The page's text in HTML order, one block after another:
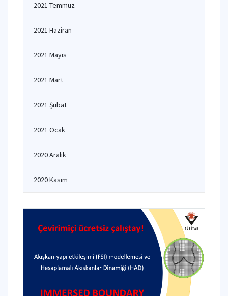
2021 Temmuz
2021 Haziran
2021 Mayıs
2021 Mart
2021 Şubat
2021 Ocak
2020 Aralık
2020 Kasım